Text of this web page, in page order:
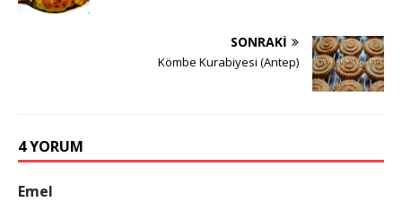
SONRAKI
Kömbe Kurabiyesi (Antep)
4 YORUM
Emel